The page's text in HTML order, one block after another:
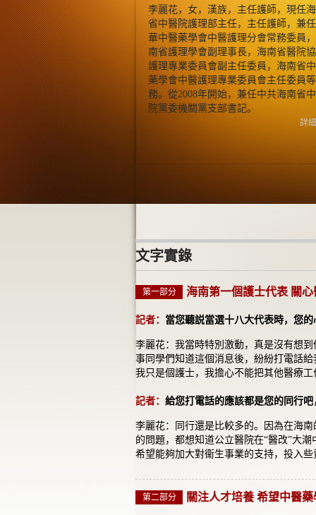
李麗花，女，漢族，主任護師，現任
省中醫院護理部主任，主任護師，兼
華中醫藥學會中醫護理分會常務委員
南省護理學會副理事長，海南省醫院
護理專業委員會副主任委員，海南省
藥學會中醫護理專業委員會主任委員
務。從2008年開始，兼任中共海南省
院黨委機關黨支部書記。
詳細
文字實錄
第一部分 海南第一個護士代表 關
記者： 當您聽説當選十八大代表時，您的
李麗花：我當時特別激動，真是沒有想
事同學們知道這個消息後，紛紛打電話
我只是個護士，我擔心不能把其他醫療工
記者： 給您打電話的應該都是您的同行
李麗花：同行還是比較多的。因為在海
的問題，都想知道公立醫院在“醫改”大
希望能夠加大對衞生事業的支持，投入些
第二部分 關注人才培養 希望中醫